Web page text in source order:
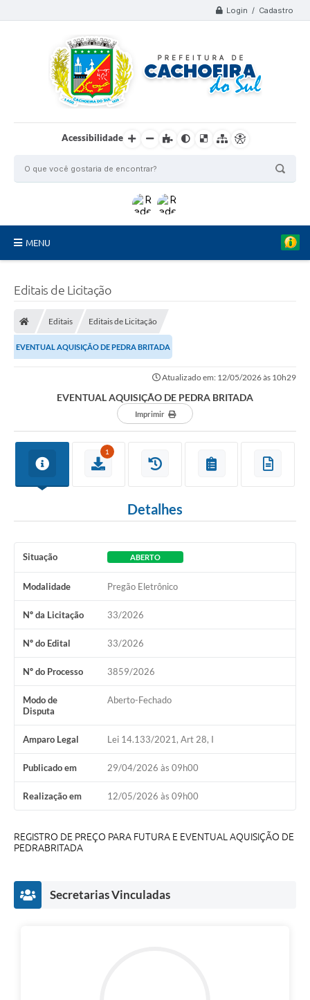
Login / Cadastro
Acessibilidade
MENU
Conselhos Municipais
Coleta seletiva - Informações
Eventos
Galeria de Fotos
A Nossa Cidade
A Prefeitura
Audiências Públicas
Gabinetes e Secretarias
Contas Públicas
Editais
Links
Telefones Úteis
Notícias
Editais de Licitação
Editais Editais de Licitação
EVENTUAL AQUISIÇÃO DE PEDRA BRITADA
Atualizado em: 12/05/2026 às 10h29
EVENTUAL AQUISIÇÃO DE PEDRA BRITADA
Imprimir
1
Detalhes
Situação ABERTO
Modalidade Pregão Eletrônico
Nº da Licitação 33/2026
Nº do Edital 33/2026
Nº do Processo 3859/2026
Modo de
Disputa
Aberto-Fechado
Amparo Legal Lei 14.133/2021, Art 28, I
Publicado em 29/04/2026 às 09h00
Realização em 12/05/2026 às 09h00
REGISTRO DE PREÇO PARA FUTURA E EVENTUAL AQUISIÇÃO DE
PEDRABRITADA
Secretarias Vinculadas